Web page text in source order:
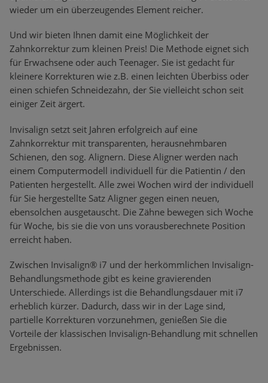
wieder um ein überzeugendes Element reicher.
Und wir bieten Ihnen damit eine Möglichkeit der
Zahnkorrektur zum kleinen Preis! Die Methode eignet sich
für Erwachsene oder auch Teenager. Sie ist gedacht für
kleinere Korrekturen wie z.B. einen leichten Überbiss oder
einen schiefen Schneidezahn, der Sie vielleicht schon seit
einiger Zeit ärgert.
Invisalign setzt seit Jahren erfolgreich auf eine
Zahnkorrektur mit transparenten, herausnehmbaren
Schienen, den sog. Alignern. Diese Aligner werden nach
einem Computermodell individuell für die Patientin / den
Patienten hergestellt. Alle zwei Wochen wird der individuell
für Sie hergestellte Satz Aligner gegen einen neuen,
ebensolchen ausgetauscht. Die Zähne bewegen sich Woche
für Woche, bis sie die von uns vorausberechnete Position
erreicht haben.
Zwischen Invisalign® i7 und der herkömmlichen Invisalign-
Behandlungsmethode gibt es keine gravierenden
Unterschiede. Allerdings ist die Behandlungsdauer mit i7
erheblich kürzer. Dadurch, dass wir in der Lage sind,
partielle Korrekturen vorzunehmen, genießen Sie die
Vorteile der klassischen Invisalign-Behandlung mit schnellen
Ergebnissen.